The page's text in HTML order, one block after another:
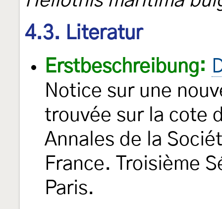
4.3. Literatur
Erstbeschreibung:
Notice sur une
trouvée sur la cote
Annales de la
France. Troisième
Paris.